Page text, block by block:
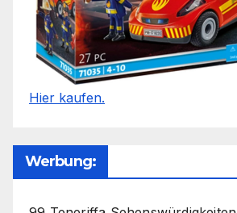
Hier kaufen.
Werbung: